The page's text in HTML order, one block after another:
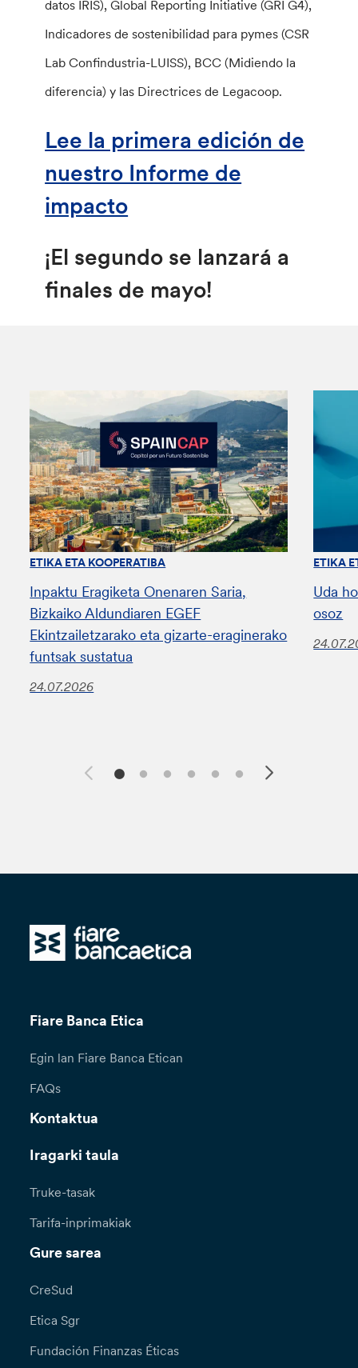
datos IRIS), Global Reporting Initiative (GRI G4),
Indicadores de sostenibilidad para pymes (CSR
Lab Confindustria-LUISS), BCC (Midiendo la
diferencia) y las Directrices de Legacoop.
Lee la primera edición de
nuestro Informe de
impacto
¡El segundo se lanzará a
finales de mayo!
ETIKA ETA KOOPERATIBA
Inpaktu Eragiketa Onenaren Saria,
Bizkaiko Aldundiaren EGEF
Ekintzailetzarako eta gizarte-eraginerako
funtsak sustatua
24.07.2026
ETIKA
Uda
osoz
Fiare Banca Etica
Egin lan Fiare Banca Etican
FAQs
Kontaktua
Iragarki taula
Truke-tasak
Tarifa-inprimakiak
Gure sarea
CreSud
Etica Sgr
Fundación Finanzas Éticas